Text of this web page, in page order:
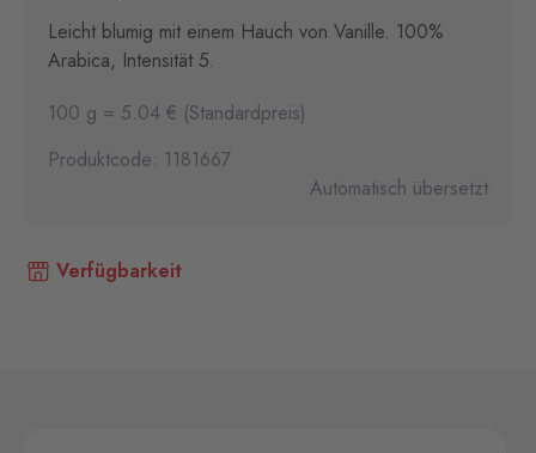
Leicht blumig mit einem Hauch von Vanille. 100%
Arabica, Intensität 5.
100 g = 5.04 € (Standardpreis)
Produktcode: 1181667
Automatisch übersetzt
Verfügbarkeit